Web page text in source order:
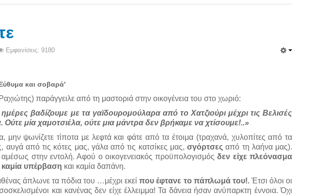
Εμφανίσεις: 9180
και σοβαρά'
παράγγειλε από τη μαστοριά στην οικογένεια του στο χωριό:
βαδίζουμε με τα γαϊδουρομούλαρα από το Χατζιούρι μέχρι τις Βελισές
μία χαμοτσιέλα, ούτε μια μάντρα δεν βρήκαμε να χτίσουμε!..»
μην ψωνίζετε τίποτα με λεφτά και φάτε από τα έτοιμα (τραχανά, χυλοπίτες από τα
από τις κότες μας, γάλα από τις κατσίκες μας,σγόρτσες από τη λαήνα μας).
στην εντολή. Αφού ο οικογενειακός προϋπολογισμόςδεν είχε πλεόνασμα
καμία υπέρβαση και καμία δαπάνη.
άπλωνε τα πόδια του …μέχρι εκείπου έφτανε το πάπλωμά του!.Έτσι όλοι οι
και κανένας δεν είχε έλλειμμα! Τα δάνεια ήσαν ανύπαρκτη έννοια. Όχι